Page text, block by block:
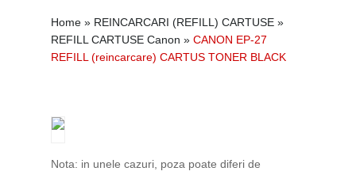
Home » REINCARCARI (REFILL) CARTUSE »
REFILL CARTUSE Canon » CANON EP-27
REFILL (reincarcare) CARTUS TONER BLACK
Nota: in unele cazuri, poza poate diferi de